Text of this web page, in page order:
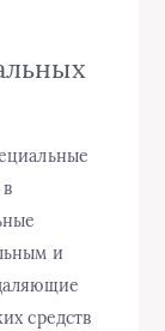
и
средств